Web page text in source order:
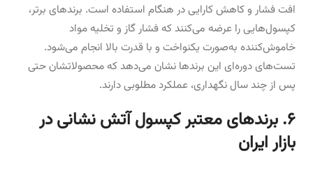
افت فشار و کاهش کارایی در هنگام استفاده است. برندهای برتر،
کپسول‌هایی را عرضه می‌کنند که فشار گاز و تخلیه مواد
خاموش‌کننده به‌صورت یکنواخت و با قدرت بالا انجام می‌شود.
تست‌های دوره‌ای این برندها نشان می‌دهد که محصولاتشان حتی
پس از چند سال نگهداری، عملکرد مطلوبی دارند.
۶. برندهای معتبر کپسول آتش نشانی در
بازار ایران